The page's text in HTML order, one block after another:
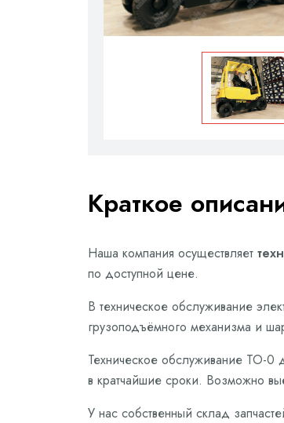
Краткое
Наша компания осуществляет
по доступной цене.
В техническое обслуживание
грузоподъёмного механизма и
Техническое обслуживание ТО-0
в кратчайшие сроки. Возможно
У нас собственный склад